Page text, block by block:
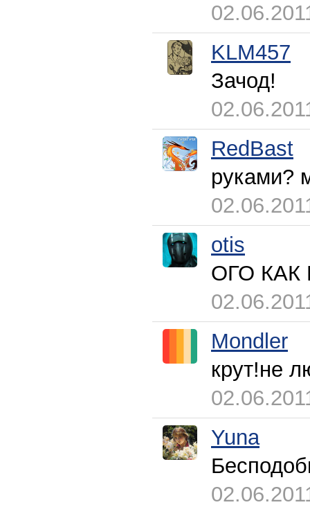
KLM457
Зачод!
RedBast
руками?
otis
ОГО КАК
Mondler
крут!не
Yuna